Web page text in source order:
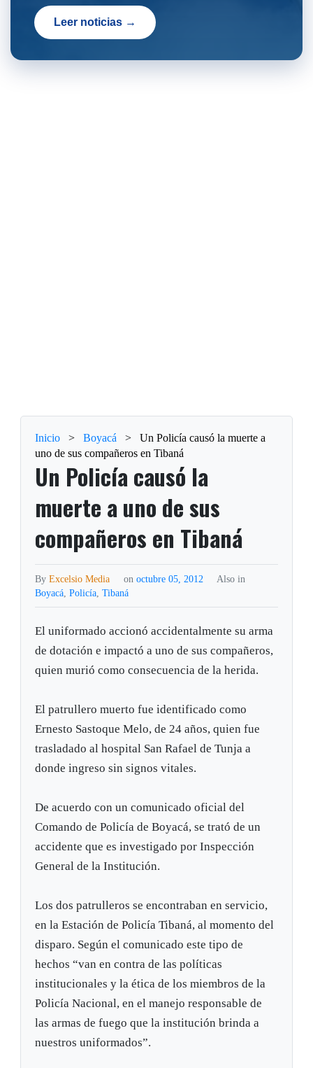
Leer noticias →
Inicio > Boyacá >
Un Policía causó la muerte a
uno de sus compañeros en Tibaná
Un Policía causó la
muerte a uno de sus
compañeros en Tibaná
ByExcelsio Media on octubre 05, 2012
Also in
Boyacá,Policía,Tibaná
El uniformado accionó accidentalmente su arma
de dotación e impactó a uno de sus compañeros,
quien murió como consecuencia de la herida.
El patrullero muerto fue identificado como
Ernesto Sastoque Melo, de 24 años, quien fue
trasladado al hospital San Rafael de Tunja a
donde ingreso sin signos vitales.
De acuerdo con un comunicado oficial del
Comando de Policía de Boyacá, se trató de un
accidente que es investigado por Inspección
General de la Institución.
Los dos patrulleros se encontraban en servicio,
en la Estación de Policía Tibaná, al momento del
disparo. Según el comunicado este tipo de
hechos “van en contra de las políticas
institucionales y la ética de los miembros de la
Policía Nacional, en el manejo responsable de
las armas de fuego que la institución brinda a
nuestros uniformados”.